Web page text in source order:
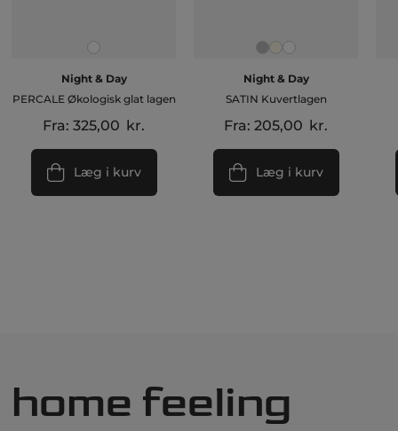
Night & Day
PERCALE Økologisk glat lagen
Fra: 325,00 kr.
Læg i kurv
Night & Day
SATIN Kuvertlagen
Fra: 205,00 kr.
Læg i kurv
home feeling